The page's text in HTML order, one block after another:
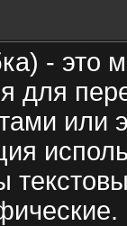
- это
для
или